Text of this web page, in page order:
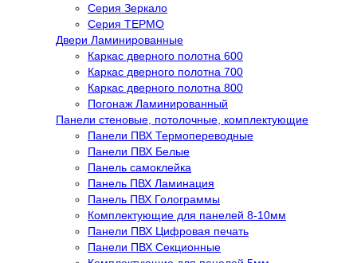
Серия Зеркало
Серия ТЕРМО
Двери Ламинированные
Каркас дверного полотна 600
Каркас дверного полотна 700
Каркас дверного полотна 800
Погонаж Ламинированный
Панели стеновые, потолочные, комплектующие
Панели ПВХ Термопереводные
Панели ПВХ Белые
Панель самоклейка
Панель ПВХ Ламинация
Панель ПВХ Голограммы
Комплектующие для панелей 8-10мм
Панели ПВХ Цифровая печать
Панели ПВХ Секционные